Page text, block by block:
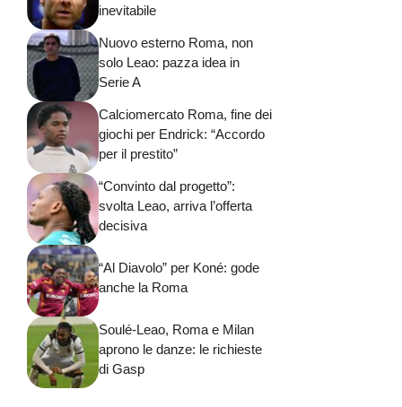
inevitabile
Nuovo esterno Roma, non
solo Leao: pazza idea in
Serie A
Calciomercato Roma, fine dei
giochi per Endrick: “Accordo
per il prestito”
“Convinto dal progetto”:
svolta Leao, arriva l’offerta
decisiva
“Al Diavolo” per Koné: gode
anche la Roma
Soulé-Leao, Roma e Milan
aprono le danze: le richieste
di Gasp